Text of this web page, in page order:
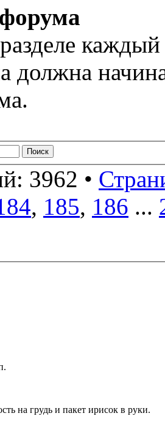
должна
3962 •
, 185, 186 ...
на грудь и пакет ирисок в руки.